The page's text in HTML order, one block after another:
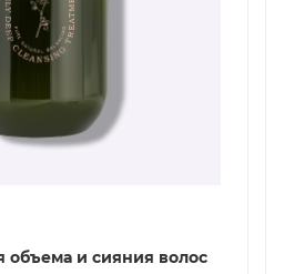
объема и сияния волос